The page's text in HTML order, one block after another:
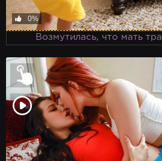
0%
Возмутилась, что мать